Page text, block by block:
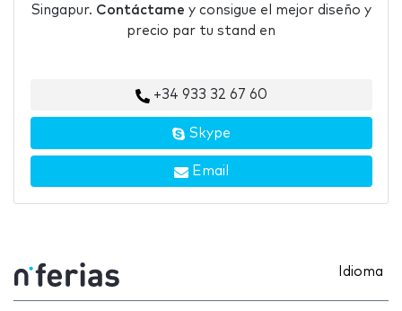
Singapur. Contáctame y consigue el mejor diseño y
precio par tu stand en
+34 933 32 67 60
Skype
Email
Idioma